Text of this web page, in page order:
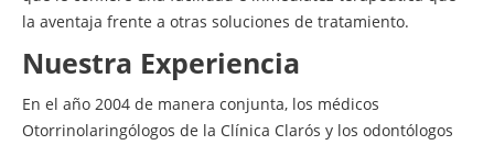
la aventaja frente a otras soluciones de tratamiento.
Nuestra Experiencia
En el año 2004 de manera conjunta, los médicos
Otorrinolaringólogos de la Clínica Clarós y los odontólogos